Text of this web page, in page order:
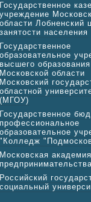
Государственное
учреждение
области Лобненский
занятости населения
Государственное
образовательное
высшего образования
Московской области
Московский
областной
(МГОУ)
Государственное
профессиональное
образовательное
"Колледж
Московская академия
Российский
социальный